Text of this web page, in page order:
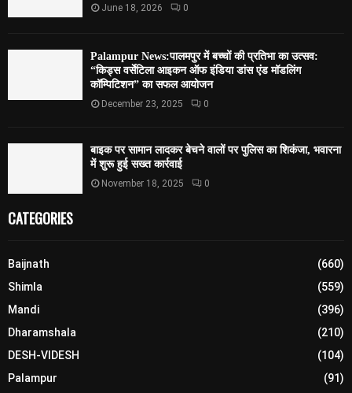
June 18, 2026 0
Palampur News:पालमपुर में बच्चों की प्रतिभा का उत्सव:
“किड्स वर्सेटिला आइकन ऑफ इंडिया डांस एंड मॉडलिंग
कॉम्पिटिशन” का सफल आयोजन
December 23, 2025 0
बाइक पर सामान लादकर बेचने वालों पर पुलिस का शिकंजा, भवारना
में शुरू हुई सख्त कार्रवाई
November 18, 2025 0
CATEGORIES
Baijnath
(660)
Shimla
(559)
Mandi
(396)
Dharamshala
(210)
DESH-VIDESH
(104)
Palampur
(91)